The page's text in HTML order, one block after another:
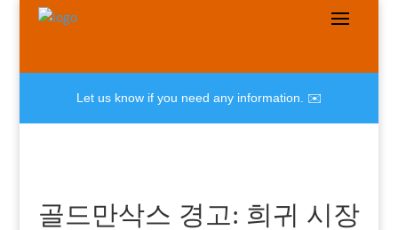
Let us know if you need any information. ✉️
골드만삭스 경고: 희귀 시장